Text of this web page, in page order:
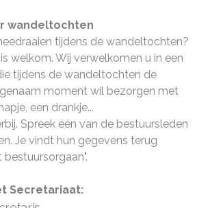
wandeltochten
tijdens de wandeltochten?
welkom. Wij verwelkomen u in een
tijdens de wandeltochten de
moment wil bezorgen met
een drankje...
Spreek één van de bestuursleden
Je vindt hun gegevens terug
bestuursorgaan".
Secretariaat: